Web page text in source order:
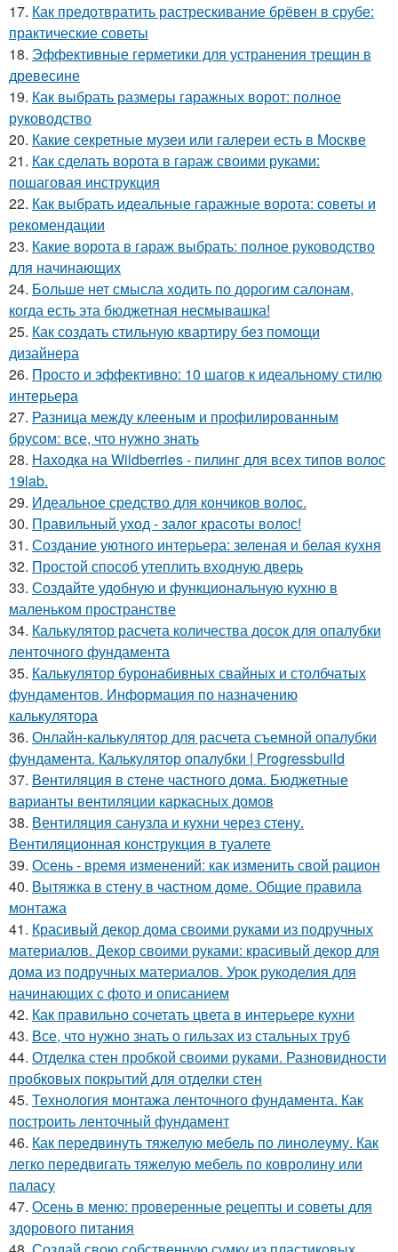
17. Как предотвратить растрескивание брёвен в срубе:
практические советы
18. Эффективные герметики для устранения трещин в
древесине
19. Как выбрать размеры гаражных ворот: полное
руководство
20. Какие секретные музеи или галереи есть в Москве
21. Как сделать ворота в гараж своими руками:
пошаговая инструкция
22. Как выбрать идеальные гаражные ворота: советы и
рекомендации
23. Какие ворота в гараж выбрать: полное руководство
для начинающих
24. Больше нет смысла ходить по дорогим салонам,
когда есть эта бюджетная несмывашка!
25. Как создать стильную квартиру без помощи
дизайнера
26. Просто и эффективно: 10 шагов к идеальному стилю
интерьера
27. Разница между клееным и профилированным
брусом: все, что нужно знать
28. Находка на Wildberries - пилинг для всех типов волос
19lab.
29. Идеальное средство для кончиков волос.
30. Правильный уход - залог красоты волос!
31. Создание уютного интерьера: зеленая и белая кухня
32. Простой способ утеплить входную дверь
33. Создайте удобную и функциональную кухню в
маленьком пространстве
34. Калькулятор расчета количества досок для опалубки
ленточного фундамента
35. Калькулятор буронабивных свайных и столбчатых
фундаментов. Информация по назначению
калькулятора
36. Онлайн-калькулятор для расчета съемной опалубки
фундамента. Калькулятор опалубки | Progressbuild
37. Вентиляция в стене частного дома. Бюджетные
варианты вентиляции каркасных домов
38. Вентиляция санузла и кухни через стену.
Вентиляционная конструкция в туалете
39. Осень - время изменений: как изменить свой рацион
40. Вытяжка в стену в частном доме. Общие правила
монтажа
41. Красивый декор дома своими руками из подручных
материалов. Декор своими руками: красивый декор для
дома из подручных материалов. Урок рукоделия для
начинающих с фото и описанием
42. Как правильно сочетать цвета в интерьере кухни
43. Все, что нужно знать о гильзах из стальных труб
44. Отделка стен пробкой своими руками. Разновидности
пробковых покрытий для отделки стен
45. Технология монтажа ленточного фундамента. Как
построить ленточный фундамент
46. Как передвинуть тяжелую мебель по линолеуму. Как
легко передвигать тяжелую мебель по ковролину или
паласу
47. Осень в меню: проверенные рецепты и советы для
здорового питания